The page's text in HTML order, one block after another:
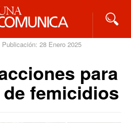
Publicación: 28 Enero 2025
para
femicidios